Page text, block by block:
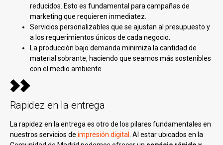
reducidos. Esto es fundamental para campañas de
marketing que requieren inmediatez.
Servicios personalizables que se ajustan al presupuesto y
a los requerimientos únicos de cada negocio.
La producción bajo demanda minimiza la cantidad de
material sobrante, haciendo que seamos más sostenibles
con el medio ambiente.
Rapidez en la entrega
La rapidez en la entrega es otro de los pilares fundamentales en
nuestros servicios de impresión digital. Al estar ubicados en la